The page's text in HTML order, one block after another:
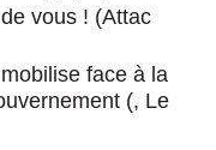
vous ! (Attac
face à la
(, Le